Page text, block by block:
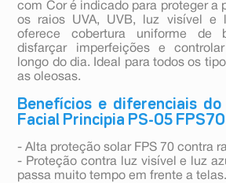
com Cor é indicado para proteger a
os raios UVA, UVB, luz visível e
oferece cobertura uniforme de
disfarçar imperfeições e
longo do dia. Ideal para todos os
as oleosas.
Benefícios e diferenciais
Facial Principia PS-05
- Alta proteção solar FPS 70 contra
- Proteção contra luz visível e luz
passa muito tempo em frente a telas.